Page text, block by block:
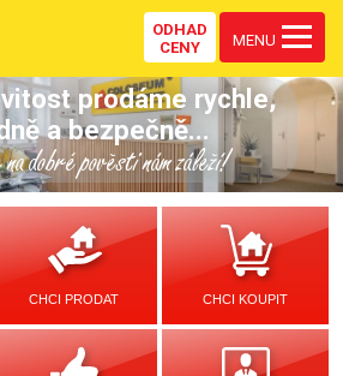
ODHAD
CENY
MENU
prodáme rychle,
a bezpečně...
dobré pověsti nám záleží!
CHCI PRODAT CHCI KOUPIT